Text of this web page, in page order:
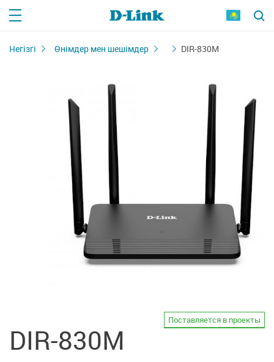
Негізгі Өнімдер мен шешімдер DIR-830M
DIR-830M
Поставляется в проекты